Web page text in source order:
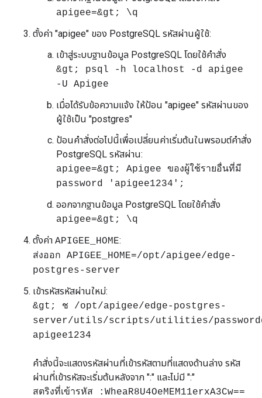
apigee=&gt; \q
ตั้งค่า "apigee" ของ PostgreSQL รหัสผ่านผู้ใช้:
เข้าสู่ระบบฐานข้อมูล PostgreSQL โดยใช้คำสั่ง
&gt; psql -h localhost -d apigee
-U Apigee
เมื่อได้รับข้อความแจ้ง ให้ป้อน "apigee" รหัสผ่านของ
ผู้ใช้เป็น "postgres"
ป้อนคำสั่งต่อไปนี้เพื่อเปลี่ยนค่าเริ่มต้นในพรอมต์คำสั่ง
PostgreSQL รหัสผ่าน:
apigee=&gt; Apigee ของผู้ใช้รายอื่นที่มี
password 'apigee1234';
ออกจากฐานข้อมูล PostgreSQL โดยใช้คำสั่ง
apigee=&gt; \q
ตั้งค่า APIGEE_HOME:
ส่งออก APIGEE_HOME=/opt/apigee/edge-
postgres-server
เข้ารหัสรหัสผ่านใหม่:
&gt; ช /opt/apigee/edge-postgres-
server/utils/scripts/utilities/
apigee1234
คำสั่งนี้จะแสดงรหัสผ่านที่เข้ารหัสตามที่แสดงด้านล่าง รหัส
ผ่านที่เข้ารหัสจะเริ่มต้นหลังจาก ":" และไม่มี ":"
สตริงที่เข้ารหัส :WheaR8U4OeMEM11erxA3Cw==